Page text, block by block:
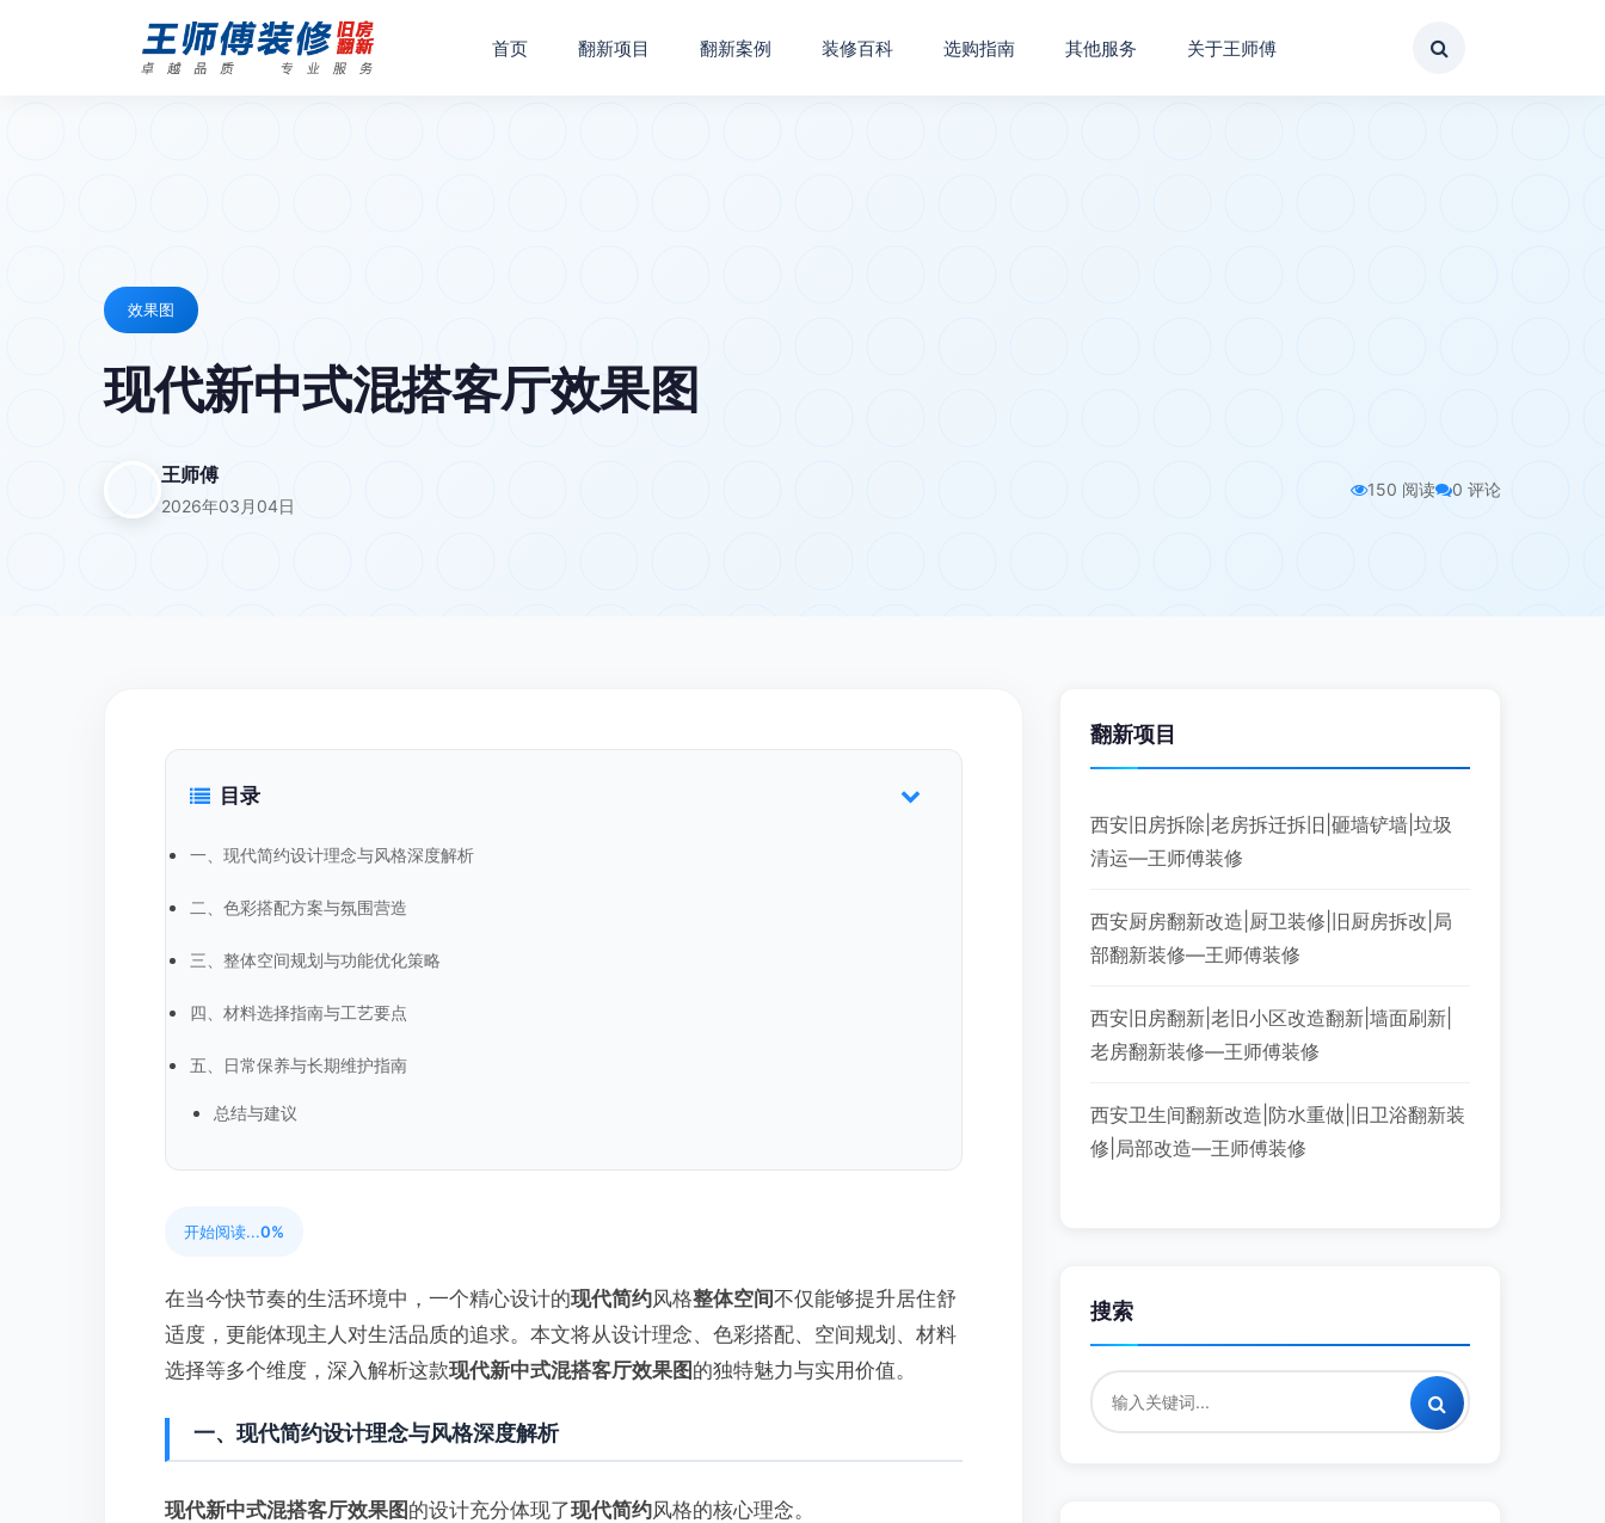
首页 翻新项目 翻新案例 装修百科 选购指南 其他服务 关于王师傅
效果图
现代新中式混搭客厅效果图
王师傅
2026年03月04日
150 阅读 0 评论
目录
一、现代简约设计理念与风格深度解析
二、色彩搭配方案与氛围营造
三、整体空间规划与功能优化策略
四、材料选择指南与工艺要点
五、日常保养与长期维护指南
总结与建议
开始阅读...0%
在当今快节奏的生活环境中，一个精心设计的现代简约风格整体空间不仅能够提升居住舒
适度，更能体现主人对生活品质的追求。本文将从设计理念、色彩搭配、空间规划、材料
选择等多个维度，深入解析这款现代新中式混搭客厅效果图 的独特魅力与实用价值。
一、现代简约设计理念与风格深度解析
现代新中式混搭客厅效果图 的设计充分体现了现代简约风格的核心理念。
翻新项目
西安旧房拆除|老房拆迁拆旧|砸墙铲墙|垃圾
清运—王师傅装修
西安厨房翻新改造|厨卫装修|旧厨房拆改|局
部翻新装修—王师傅装修
西安旧房翻新|老旧小区改造翻新|墙面刷新|
老房翻新装修—王师傅装修
西安卫生间翻新改造|防水重做|旧卫浴翻新装
修|局部改造—王师傅装修
搜索